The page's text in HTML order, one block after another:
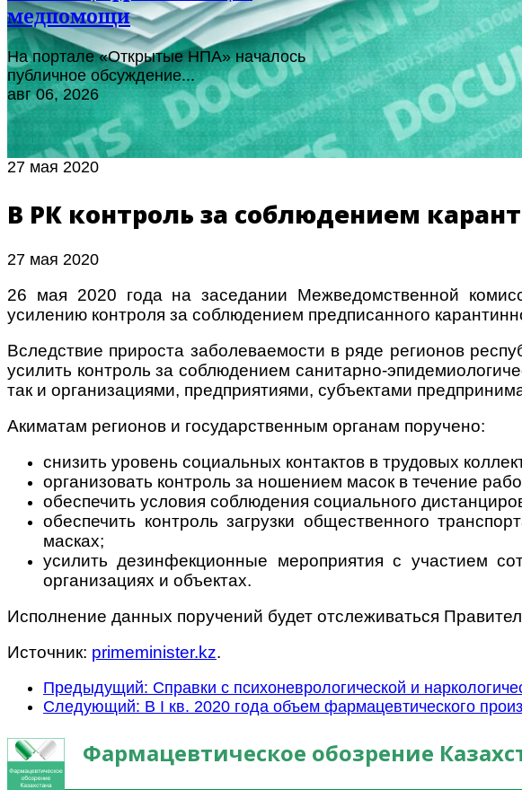
медпомощи
На портале «Открытые НПА» началось
публичное обсуждение...
авг 06, 2026
27 мая 2020
В РК контроль за соблюдением
27 мая 2020
26 мая 2020 года на заседании Межведомственной
усилению контроля за соблюдением предписанного
Вследствие прироста заболеваемости в ряде регионов
усилить контроль за соблюдением санитарно-
так и организациями, предприятиями, субъектами
Акиматам регионов и государственным органам поручено:
снизить уровень социальных контактов в трудовых
организовать контроль за ношением масок в течение
обеспечить условия соблюдения социального
обеспечить контроль загрузки общественного
масках;
усилить дезинфекционные мероприятия с участием
организациях и объектах.
Исполнение данных поручений будет отслеживаться
Источник: primeminister.kz.
Предыдущий: Справки с психоневрологической и
Следующий: В I кв. 2020 года объем фармацевтического
Фармацевтическое обозрение